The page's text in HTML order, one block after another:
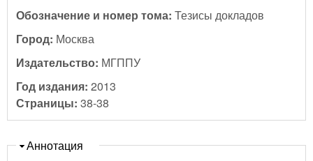
Обозначение и номер тома: Тезисы докладов
Город: Москва
Издательство: МГППУ
Год издания: 2013
Страницы: 38-38
Скрыть
Аннотация